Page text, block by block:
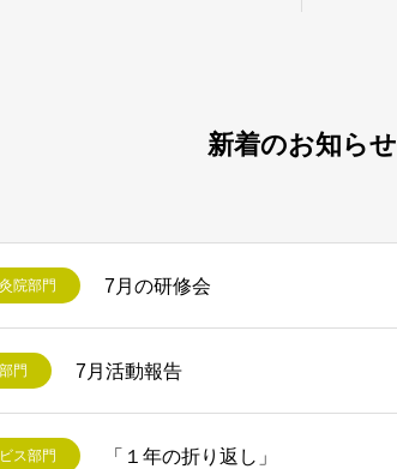
新着のお知らせ
院部門 7月の研修会
門 7月活動報告
ス部門 「１年の折り返し」